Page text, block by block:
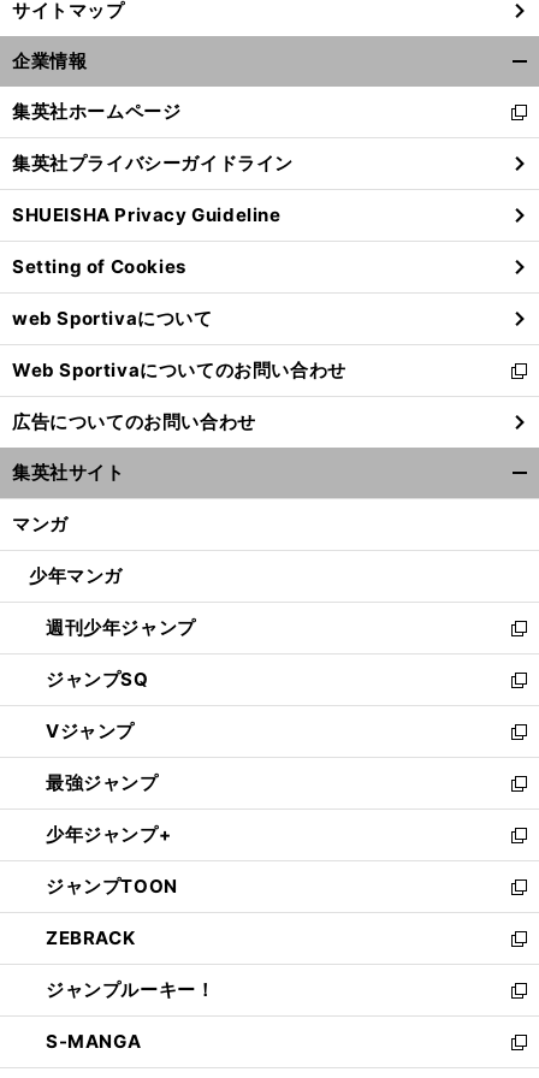
サイトマップ
企業情報
閉
る
集英社ホームページ
新
し
い
ウ
ィ
ン
ド
ウ
で
開
く
集英社プライバシーガイドライン
SHUEISHA Privacy Guideline
Setting of Cookies
web Sportivaについて
Web Sportivaについてのお問い合わせ
新
し
い
ウ
ィ
ン
ウ
開
く
広告についてのお問い合わせ
集英社サイト
マンガ
少年マンガ
週刊少年ジャンプ
新
し
い
ウ
ィ
ン
ド
ウ
で
開
く
ジャンプSQ
新
し
い
ウ
ィ
ン
ド
ウ
で
開
く
Vジャンプ
新
し
い
ウ
ィ
ン
ド
ウ
で
開
く
最強ジャンプ
新
し
い
ウ
ィ
ン
ド
ウ
で
開
く
少年ジャンプ+
新
し
い
ウ
ィ
ン
ド
ウ
で
開
ジャンプTOON
新
し
い
ウ
ィ
ン
ド
ウ
ZEBRACK
新
し
い
ウ
ィ
ン
ジャンプルーキー！
新
し
い
ウ
S-MANGA
新
し